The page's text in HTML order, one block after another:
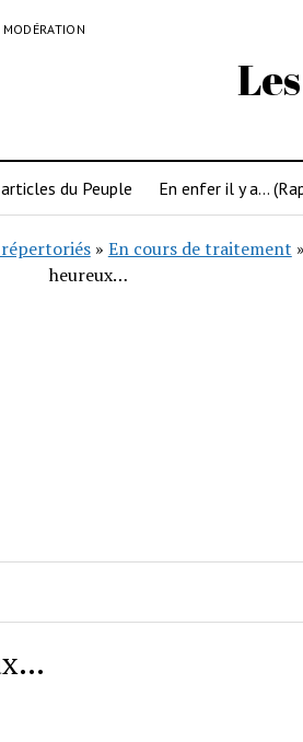
MODÉRATION
du Peuple En enfer il y a…
» En cours de traitement »
heureux…